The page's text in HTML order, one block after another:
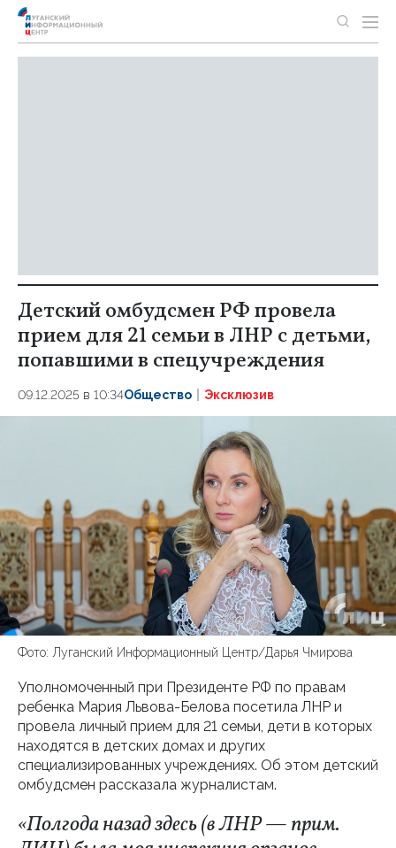
Детский омбудсмен РФ провела
прием для 21 семьи в ЛНР с детьми,
попавшими в спецучреждения
09.12.2025 в 10:34Общество Эксклюзив
Фото: Луганский Информационный Центр/Дарья Чмирова
Уполномоченный при Президенте РФ по правам
ребенка Мария Львова-Белова посетила ЛНР и
провела личный прием для 21 семьи, дети в которых
находятся в детских домах и других
специализированных учреждениях. Об этом детский
омбудсмен рассказала журналистам.
«Полгода назад здесь (в ЛНР — прим.